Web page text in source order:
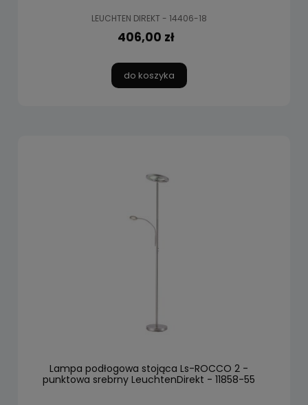
LEUCHTEN DIREKT - 14406-18
406,00 zł
do koszyka
Lampa podłogowa stojąca Ls-ROCCO 2 -
punktowa srebrny LeuchtenDirekt - 11858-55